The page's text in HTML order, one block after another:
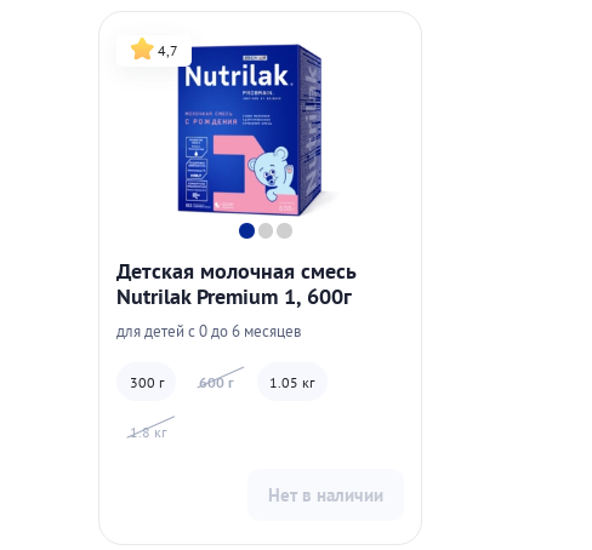
4,7
Детская молочная смесь
Nutrilak Premium 1, 600г
для детей с 0 до 6 месяцев
300 г 600 г 1.05 кг
1.8 кг
Нет в наличии